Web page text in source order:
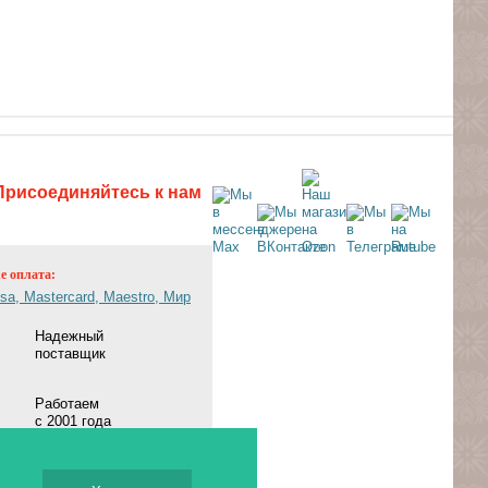
к нам
оплата:
Надежный
поставщик
Работаем
с 2001 года